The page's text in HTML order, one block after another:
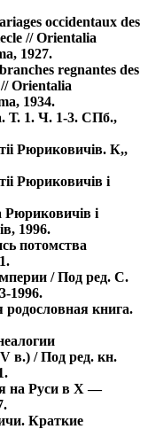
occidentaux des
// Orientalia
1927.
regnantes des
Orientalia
1934.
Т. 1. Ч. 1-3. СПб.,
Рюриковичiв. К,,
Рюриковичiв i
Рюриковичiв i
1996.
потомства
/ Под ред. С.
1996.
книга.
в.) / Под ред. кн.
на Руси в Х —
Краткие